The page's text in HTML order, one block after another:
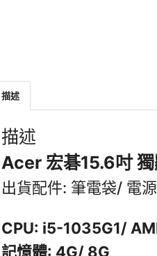
描述
描述
Acer 宏碁15.6吋
出貨配件: 筆電袋/ 電
CPU: i5-1035G1/
記憶體: 4G/ 8G